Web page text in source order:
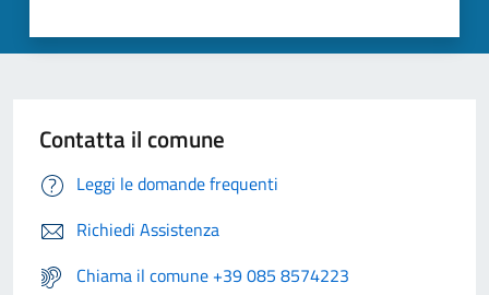
Contatta il comune
Leggi le domande frequenti
Richiedi Assistenza
Chiama il comune +39 085 8574223